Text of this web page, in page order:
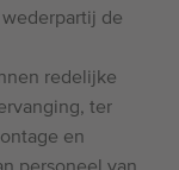
de
redelijke
ter
en